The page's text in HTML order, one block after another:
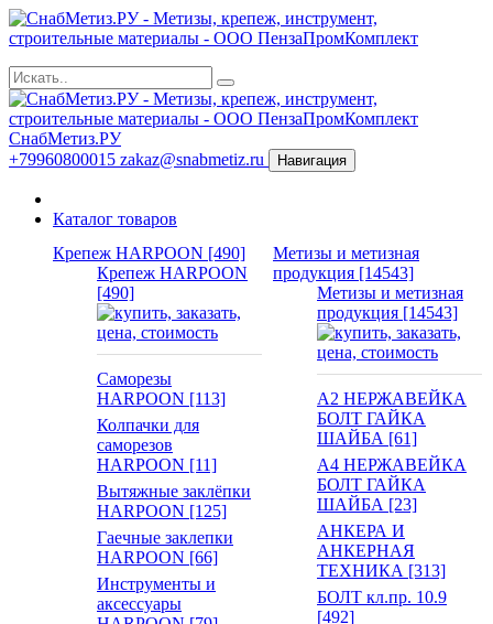
СнабМетиз.РУ
+79960800015 zakaz@snabmetiz.ru Навигация
Каталог товаров
Крепеж HARPOON [490]
Крепеж HARPOON
[490]
Саморезы
HARPOON [113]
Колпачки для
саморезов
HARPOON [11]
Вытяжные заклёпки
HARPOON [125]
Гаечные заклепки
HARPOON [66]
Инструменты и
аксессуары
Метизы и метизная
продукция [14543]
Метизы и метизная
продукция [14543]
А2 НЕРЖАВЕЙКА
БОЛТ ГАЙКА
ШАЙБА [61]
А4 НЕРЖАВЕЙКА
БОЛТ ГАЙКА
ШАЙБА [23]
АНКЕРА И
АНКЕРНАЯ
ТЕХНИКА [313]
БОЛТ кл.пр. 10.9
[492]